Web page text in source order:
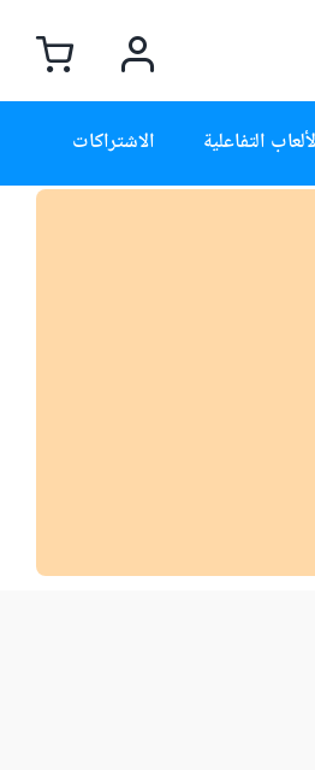
التفاعلية الاشتراكات